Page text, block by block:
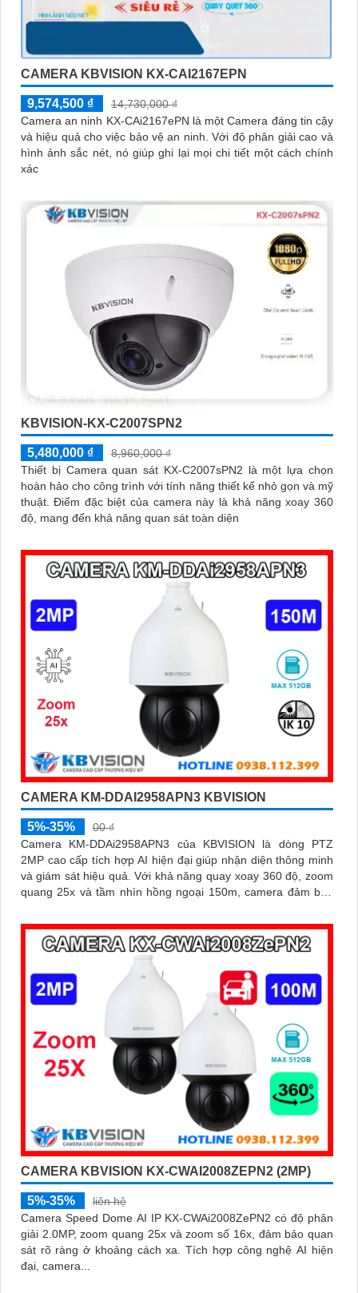
CAMERA KBVISION KX-CAI2167EPN
9,574,500 ₫
14,730,000 ₫
Camera an ninh KX-CAi2167ePN là một Camera đáng tin cậy
và hiệu quả cho việc bảo vệ an ninh. Với độ phân giải cao và
hình ảnh sắc nét, nó giúp ghi lại mọi chi tiết một cách chính
xác
KBVISION-KX-C2007SPN2
5,480,000 ₫
8,960,000 ₫
Thiết bị Camera quan sát KX-C2007sPN2 là một lựa chọn
hoàn hảo cho công trình với tính năng thiết kế nhỏ gọn và mỹ
thuật. Điểm đặc biệt của camera này là khả năng xoay 360
độ, mang đến khả năng quan sát toàn diện
CAMERA KM-DDAI2958APN3 KBVISION
5%-35%
00 ₫
Camera KM-DDAi2958APN3 của KBVISION là dòng PTZ
2MP cao cấp tích hợp AI hiện đại giúp nhận diện thông minh
và giám sát hiệu quả. Với khả năng quay xoay 360 độ, zoom
quang 25x và tầm nhìn hồng ngoại 150m, camera đảm bảo
CAMERA KBVISION KX-CWAI2008ZEPN2 (2MP)
5%-35%
liên hệ
Camera Speed Dome AI IP KX-CWAi2008ZePN2 có độ phân
giải 2.0MP, zoom quang 25x và zoom số 16x, đảm bảo quan
sát rõ ràng ở khoảng cách xa. Tích hợp công nghệ AI hiện
đại, camera...